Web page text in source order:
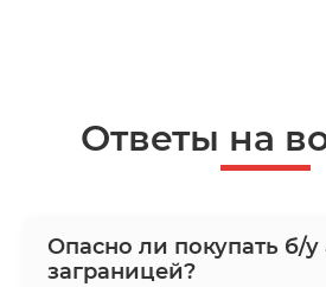
Ответы на
Опасно ли покупать б/у
заграницей?